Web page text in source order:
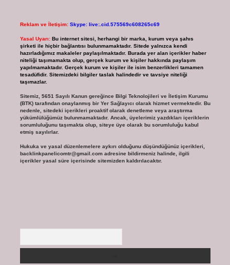
Reklam ve İletişim: Skype: live:.cid.575569c608265c69
Yasal Uyarı: Bu internet sitesi, herhangi bir marka, kurum veya şahıs
şirketi ile hiçbir bağlantısı bulunmamaktadır. Sitede yalnızca kendi
hazırladığımız makaleler paylaşılmaktadır. Burada yer alan içerikler haber
niteliği taşımamakta olup, gerçek kurum ve kişiler hakkında paylaşım
yapılmamaktadır. Gerçek kurum ve kişiler ile isim benzerlikleri tamamen
tesadüfidir. Sitemizdeki bilgiler taslak halindedir ve tavsiye niteliği
taşımazlar.
Sitemiz, 5651 Sayılı Kanun gereğince Bilgi Teknolojileri ve İletişim Kurumu
(BTK) tarafından onaylanmış bir Yer Sağlayıcı olarak hizmet vermektedir. Bu
nedenle, sitedeki içerikleri proaktif olarak denetleme veya araştırma
yükümlülüğümüz bulunmamaktadır. Ancak, üyelerimiz yazdıkları içeriklerin
sorumluluğunu taşımakta olup, siteye üye olarak bu sorumluluğu kabul
etmiş sayılırlar.
Hukuka ve yasal düzenlemelere aykırı olduğunu düşündüğünüz içerikleri,
backlinkpanelicomtr@gmail.comadresine bildirmeniz halinde, ilgili
içerikler yasal süre içerisinde sitemizden kaldırılacaktır.